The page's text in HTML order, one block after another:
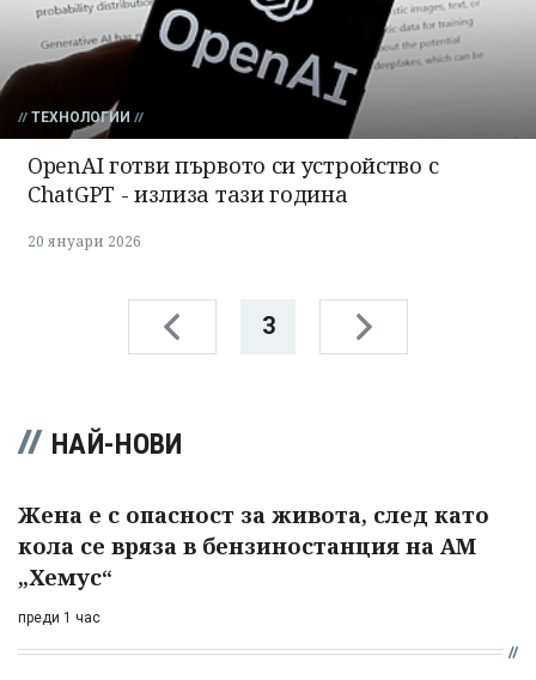
ТЕХНОЛОГИИ
OpenAI готви първото си устройство с
ChatGPT - излиза тази година
20 януари 2026
3
НАЙ-НОВИ
Жена е с опасност за живота, след като
кола се вряза в бензиностанция на АМ
„Хемус“
преди 1 час